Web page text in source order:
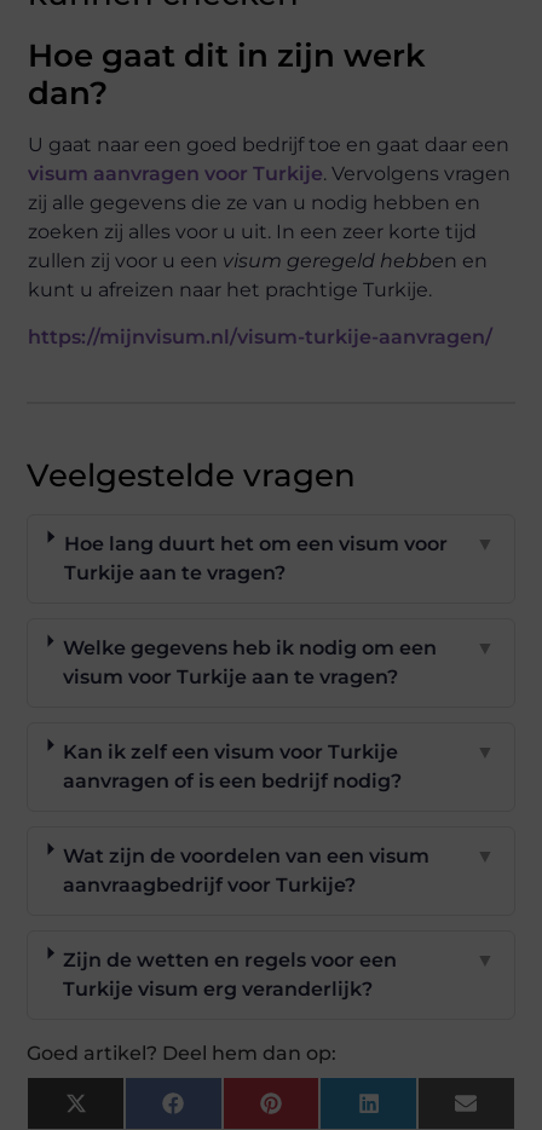
Hoe gaat dit in zijn werk
dan?
U gaat naar een goed bedrijf toe en gaat daar een
visum aanvragen voor Turkije. Vervolgens vragen
zij alle gegevens die ze van u nodig hebben en
zoeken zij alles voor u uit. In een zeer korte tijd
zullen zij voor u een visum geregeld hebben en
kunt u afreizen naar het prachtige Turkije.
https://mijnvisum.nl/visum-turkije-aanvragen/
Veelgestelde vragen
Hoe lang duurt het om een visum voor
Turkije aan te vragen?
▼
Welke gegevens heb ik nodig om een
visum voor Turkije aan te vragen?
▼
Kan ik zelf een visum voor Turkije
aanvragen of is een bedrijf nodig?
▼
Wat zijn de voordelen van een visum
aanvraagbedrijf voor Turkije?
▼
Zijn de wetten en regels voor een
Turkije visum erg veranderlijk?
▼
Goed artikel? Deel hem dan op:
X
FacebookPinterestLinkedIn Email